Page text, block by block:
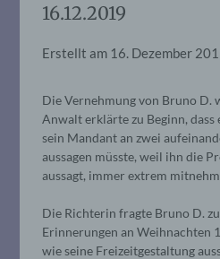
16.12.2019
Erstellt am 16. Dezember
Die Vernehmung von Bruno D.
Anwalt erklärte zu Beginn, dass
sein Mandant an zwei
aussagen müsste, weil ihn die
aussagt, immer extrem
Die Richterin fragte Bruno D.
Erinnerungen an Weihnachten
wie seine Freizeitgestaltung